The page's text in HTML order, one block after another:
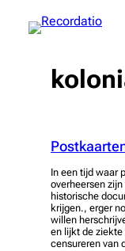
naar
In een tijd waar
overheersen
historische
krijgen., erger
willen
en lijkt de
censureren van